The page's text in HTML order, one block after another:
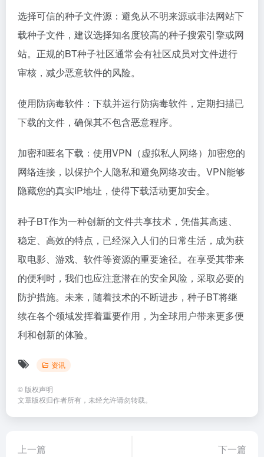
选择可信的种子文件源：避免从不明来源或非法网站下
载种子文件，建议选择知名度较高的种子搜索引擎或网
站。正规的BT种子社区通常会有社区成员对文件进行
审核，减少恶意软件的风险。
使用防病毒软件：下载并运行防病毒软件，定期扫描已
下载的文件，确保其不包含恶意程序。
加密和匿名下载：使用VPN（虚拟私人网络）加密您的
网络连接，以保护个人隐私和避免网络攻击。VPN能够
隐藏您的真实IP地址，使得下载活动更加安全。
种子BT作为一种创新的文件共享技术，凭借其高速、
稳定、高效的特点，已经深入人们的日常生活，成为获
取电影、游戏、软件等资源的重要途径。在享受其带来
的便利时，我们也应注意潜在的安全风险，采取必要的
防护措施。未来，随着技术的不断进步，种子BT将继
续在各个领域发挥着重要作用，为全球用户带来更多便
利和创新的体验。
资讯
© 版权声明
文章版权归作者所有，未经允许请勿转载。
上一篇 下一篇